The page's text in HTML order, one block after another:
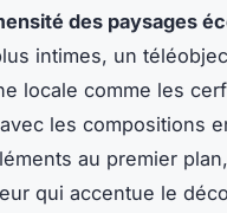
des paysages
intimes, un
locale comme les
les compositions
au premier
qui accentue le